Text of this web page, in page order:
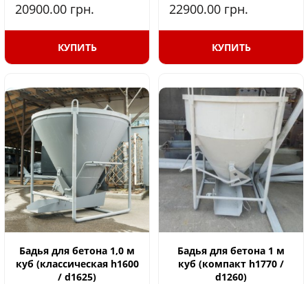
20900.00 грн.
КУПИТЬ
22900.00 грн.
КУПИТЬ
Бадья для бетона 1,0 м
куб (классическая h1600
/ d1625)
Бадья для бетона 1 м
куб (компакт h1770 /
d1260)